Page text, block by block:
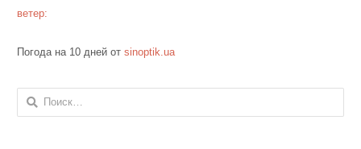
ветер:
Погода на 10 дней от sinoptik.ua
Найти: